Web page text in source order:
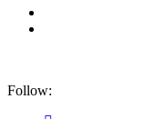
Follow: